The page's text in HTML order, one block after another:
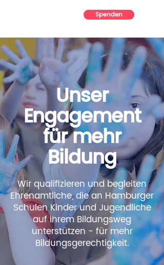
Spenden
Unser
Engagement
für mehr
Bildung
Wir qualifizieren und begleiten
Ehrenamtliche, die an Hamburger
Schulen Kinder und Jugendliche
auf ihrem Bildungsweg
unterstützen - für mehr
Bildungsgerechtigkeit.